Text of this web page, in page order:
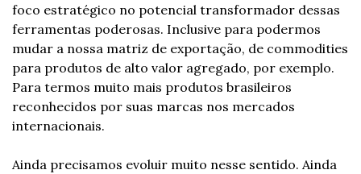
foco estratégico no potencial transformador dessas
ferramentas poderosas. Inclusive para podermos
mudar a nossa matriz de exportação, de commodities
para produtos de alto valor agregado, por exemplo.
Para termos muito mais produtos brasileiros
reconhecidos por suas marcas nos mercados
internacionais.
Ainda precisamos evoluir muito nesse sentido. Ainda